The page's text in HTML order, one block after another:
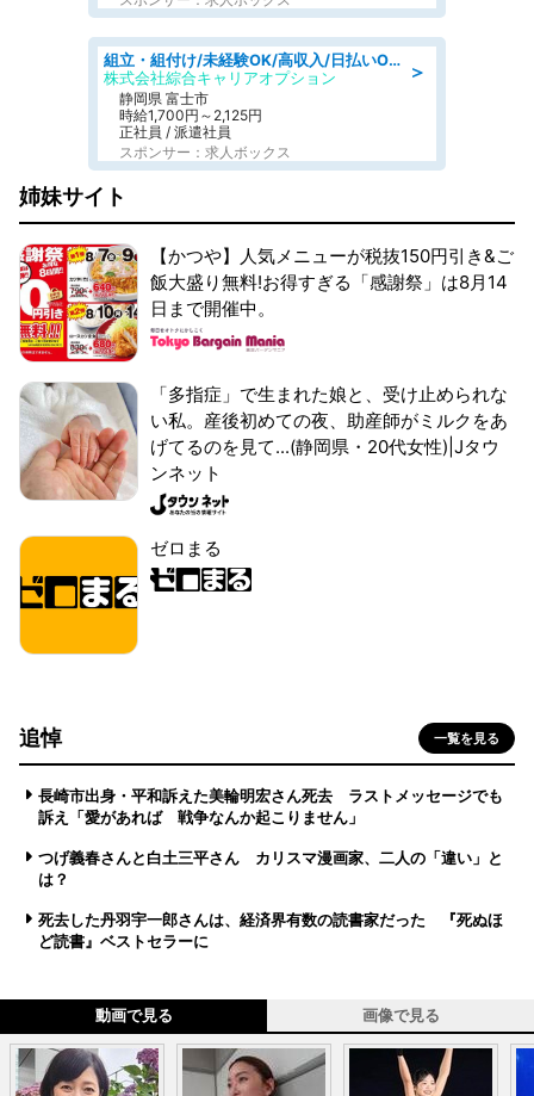
＞
組立・組付け/未経験OK/高収入/日払いOK/寮費無料/交替制
株式会社綜合キャリアオプション
静岡県 富士市
時給1,700円～2,125円
正社員 / 派遣社員
スポンサー：求人ボックス
姉妹サイト
【かつや】人気メニューが税抜150円引き&ご
飯大盛り無料!お得すぎる「感謝祭」は8月14
日まで開催中。
「多指症」で生まれた娘と、受け止められな
い私。産後初めての夜、助産師がミルクをあ
げてるのを見て...(静岡県・20代女性)|Jタウ
ンネット
ゼロまる
追悼 一覧を見る
長崎市出身・平和訴えた美輪明宏さん死去 ラストメッセージでも
訴え「愛があれば 戦争なんか起こりません」
つげ義春さんと白土三平さん カリスマ漫画家、二人の「違い」と
は？
死去した丹羽宇一郎さんは、経済界有数の読書家だった 『死ぬほ
ど読書』ベストセラーに
動画で見る 画像で見る